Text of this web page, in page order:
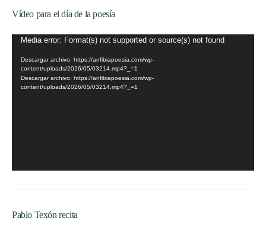
Vídeo para el día de la poesía
Reproductor
vídeo
Media error: Format(s) not supported or source(s) not found
Descargar archivo: https://anfibiapoesia.com/wp-
content/uploads/2026/05/03214.mp4?_=1
Descargar archivo: https://anfibiapoesia.com/wp-
content/uploads/2026/05/03214.mp4?_=1
Pablo Texón recita